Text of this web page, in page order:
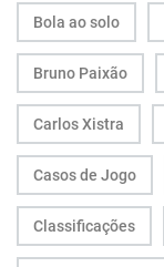
Bola ao solo
Bruno Paixão
Carlos Xistra
Casos de Jogo
Classificações